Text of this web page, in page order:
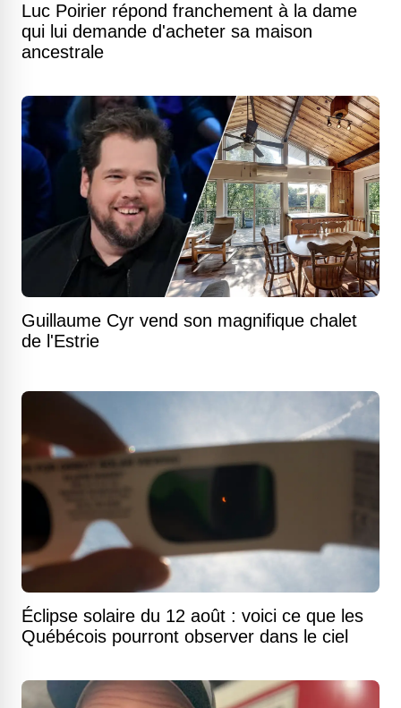
Luc Poirier répond franchement à la dame
qui lui demande d'acheter sa maison
ancestrale
Guillaume Cyr vend son magnifique chalet
de l'Estrie
Éclipse solaire du 12 août : voici ce que les
Québécois pourront observer dans le ciel